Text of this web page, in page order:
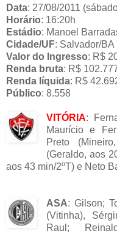
Data: 27/08/2011
Horário: 16:20h
Estádio: Manoel
Cidade/UF: Salvador/BA
Valor do Ingresso: R$
Renda bruta: R$
Renda líquida: R$
Público: 8.558
VITÓRIA:
Maurício e
Preto
(Geraldo, aos
aos 43 min/2ºT) e Neto
ASA: Gilson;
(Vitinha),
Raul;